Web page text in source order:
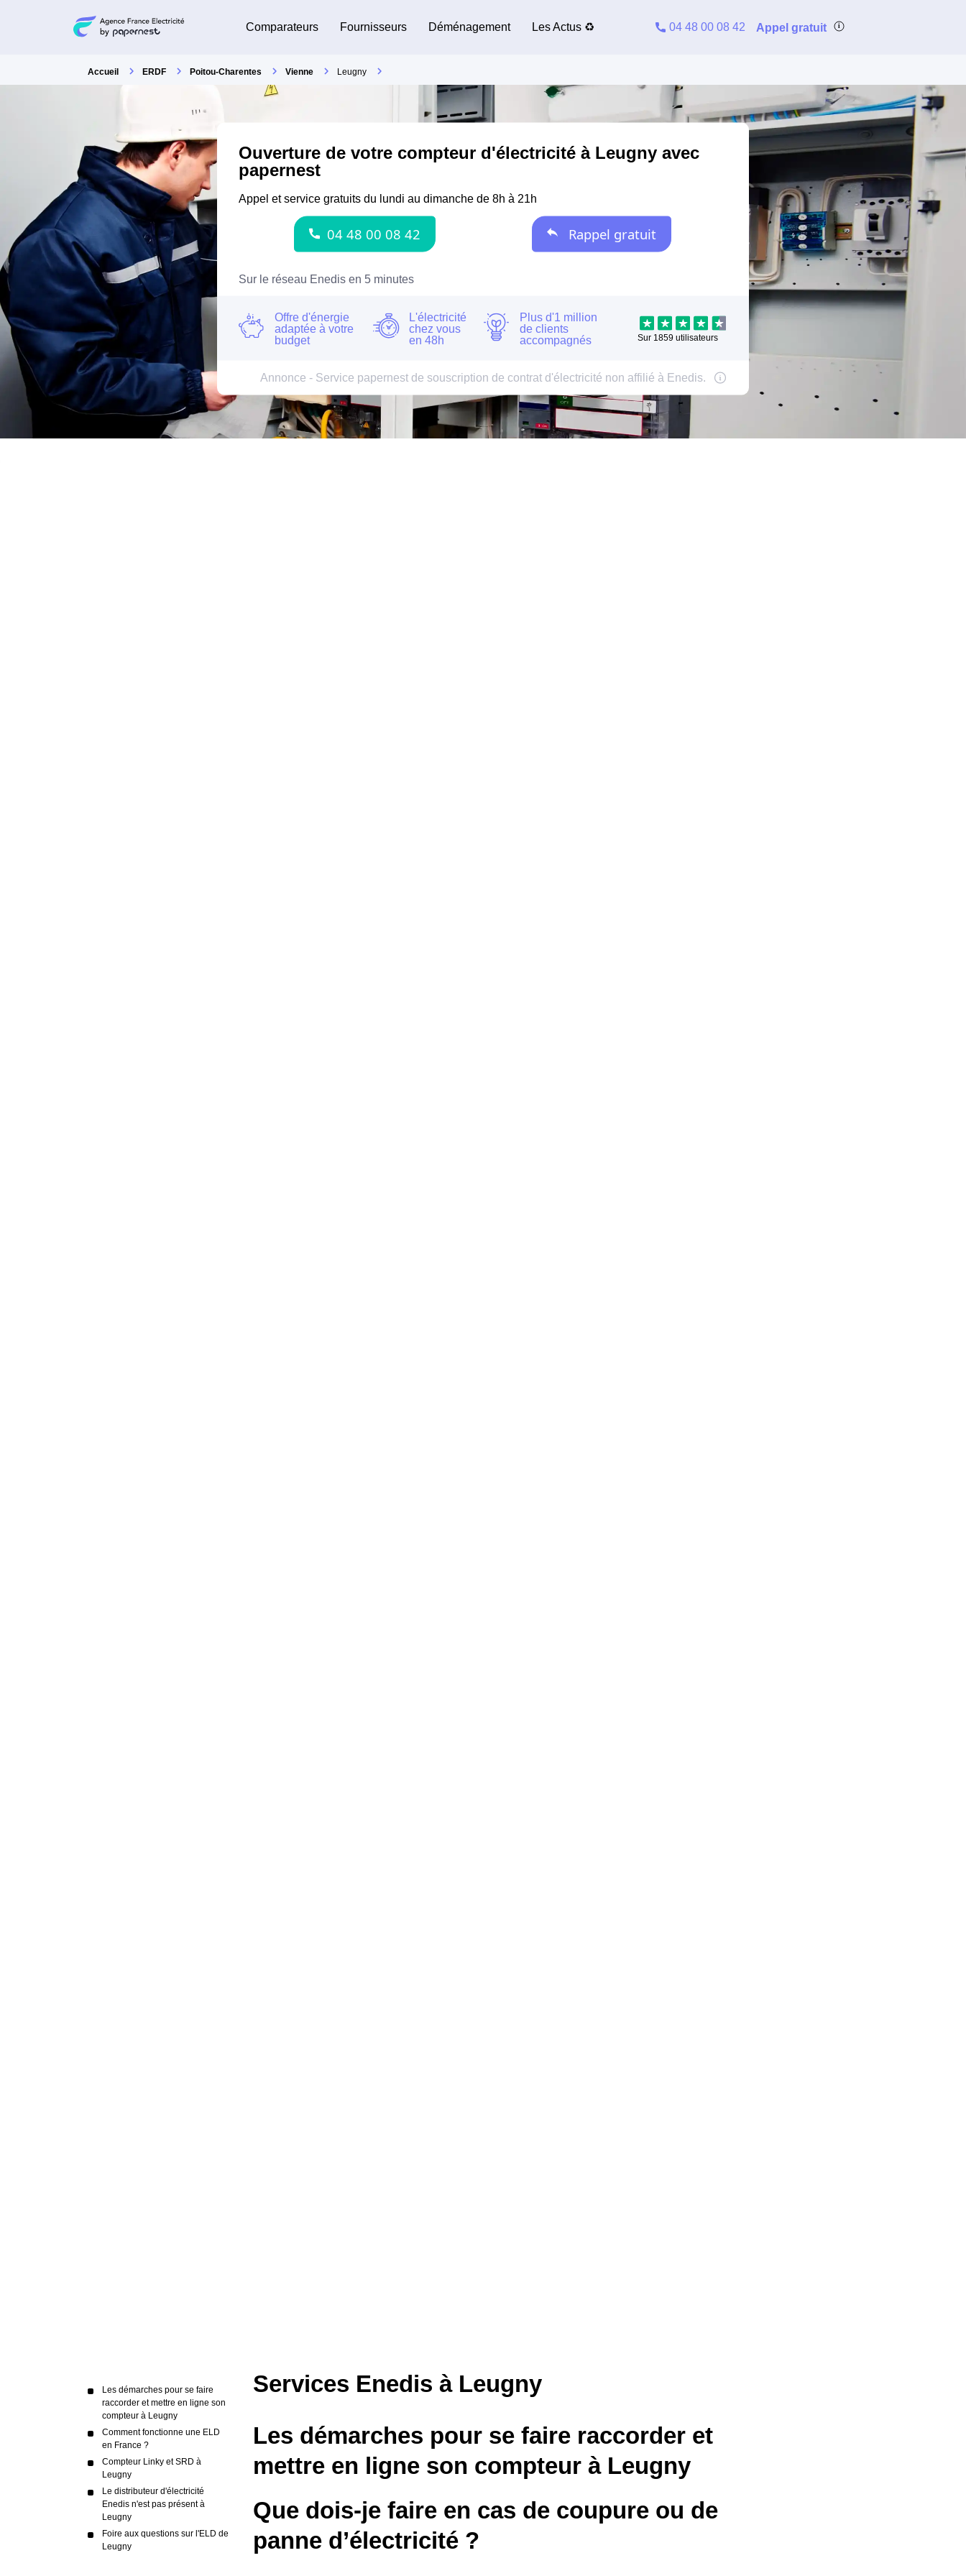
Comparateurs Fournisseurs Déménagement Les Actus ♻️ 04 48 00 08 42 Appel gratuit
Accueil ERDF Poitou-Charentes Vienne Leugny
Les démarches pour se faire
raccorder et mettre en ligne son
compteur à Leugny
Comment fonctionne une ELD
en France ?
Compteur Linky et SRD à
Leugny
Le distributeur d'électricité
Enedis n'est pas présent à
Leugny
Foire aux questions sur l'ELD de
Leugny
Services Enedis à Leugny
Les démarches pour se faire raccorder et
mettre en ligne son compteur à Leugny
Que dois-je faire en cas de coupure ou de
panne d’électricité ?